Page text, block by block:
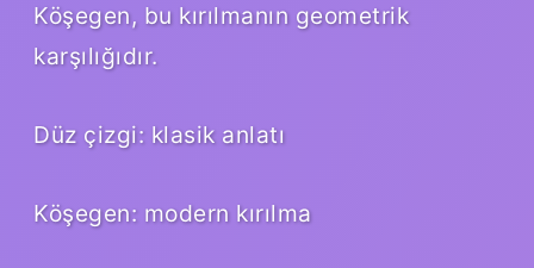
Köşegen, bu kırılmanın geometrik
karşılığıdır.
Düz çizgi: klasik anlatı
Köşegen: modern kırılma